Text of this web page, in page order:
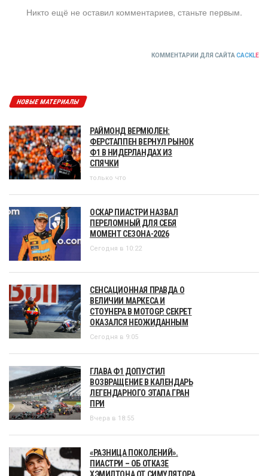
Никто ещё не оставил комментариев, станьте первым.
КОММЕНТАРИИ ДЛЯ САЙТА CACKLE
НОВЫЕ МАТЕРИАЛЫ
РАЙМОНД ВЕРМЮЛЕН:
ФЕРСТАППЕН ВЕРНУЛ РЫНОК
Ф1 В НИДЕРЛАНДАХ ИЗ
СПЯЧКИ
только что
ОСКАР ПИАСТРИ НАЗВАЛ
ПЕРЕЛОМНЫЙ ДЛЯ СЕБЯ
МОМЕНТ СЕЗОНА-2026
Сегодня в 10:22
СЕНСАЦИОННАЯ ПРАВДА О
ВЕЛИЧИИ МАРКЕСА И
СТОУНЕРА В MOTOGP. СЕКРЕТ
ОКАЗАЛСЯ НЕОЖИДАННЫМ
Сегодня в 9:05
ГЛАВА Ф1 ДОПУСТИЛ
ВОЗВРАЩЕНИЕ В КАЛЕНДАРЬ
ЛЕГЕНДАРНОГО ЭТАПА ГРАН
ПРИ
Вчера в 18:55
«РАЗНИЦА ПОКОЛЕНИЙ».
ПИАСТРИ – ОБ ОТКАЗЕ